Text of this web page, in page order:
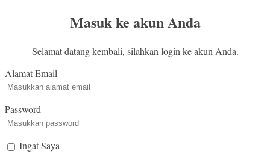
Masuk ke akun Anda
Selamat datang kembali, silahkan login ke akun Anda.
Alamat Email
Password
Ingat Saya